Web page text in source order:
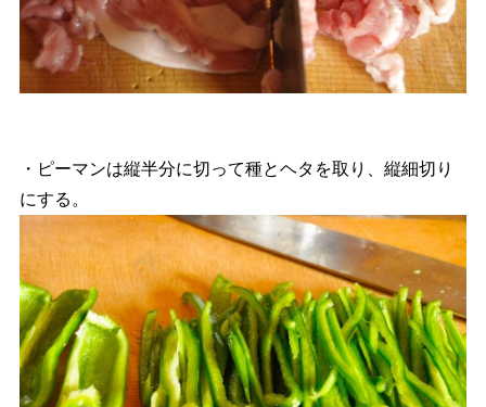
・ピーマンは縦半分に切って種とヘタを取り、縦細切り
にする。